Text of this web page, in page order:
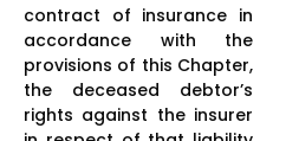
contract of insurance in
accordance with the
provisions of this Chapter,
the deceased debtor’s
rights against the insurer